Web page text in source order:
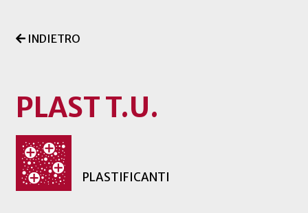
INDIETRO
PLAST T.U.
PLASTIFICANTI